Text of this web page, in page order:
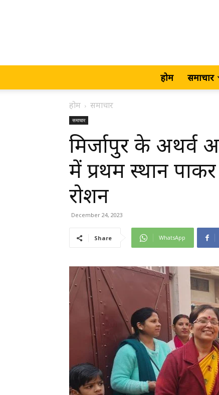
होम समाचार
होम समाचार
समाचार
मिर्जापुर के अथर्व
में प्रथम स्थान
रोशन
December 24, 2023
Share WhatsApp